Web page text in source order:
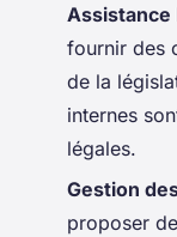
Assistance
fournir des
de la
internes
légales.
Gestion
proposer